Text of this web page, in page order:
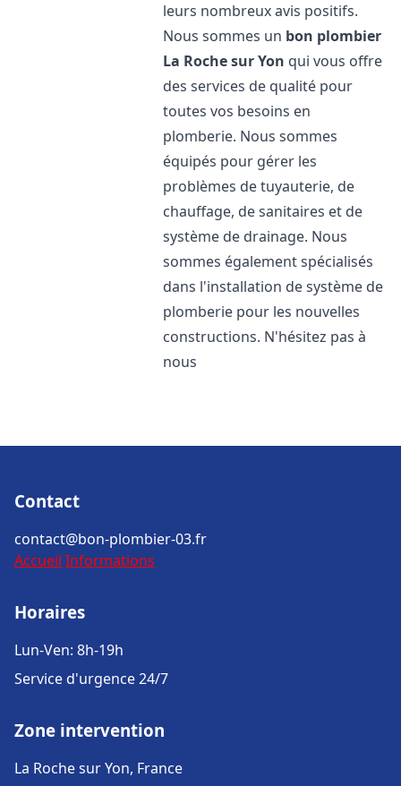
leurs nombreux avis positifs.
Nous sommes un bon plombier
La Roche sur Yon qui vous offre
des services de qualité pour
toutes vos besoins en
plomberie. Nous sommes
équipés pour gérer les
problèmes de tuyauterie, de
chauffage, de sanitaires et de
système de drainage. Nous
sommes également spécialisés
dans l'installation de système de
plomberie pour les nouvelles
constructions. N'hésitez pas à
nous
Contact
contact@bon-plombier-03.fr
Accueil Informations
Horaires
Lun-Ven: 8h-19h
Service d'urgence 24/7
Zone intervention
La Roche sur Yon, France